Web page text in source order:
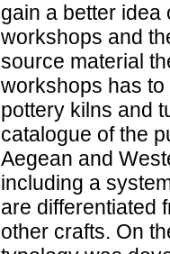
gain a better idea
workshops and
source material
workshops has
pottery kilns and
catalogue of the
Aegean and
including a
are differentiated
other crafts. On